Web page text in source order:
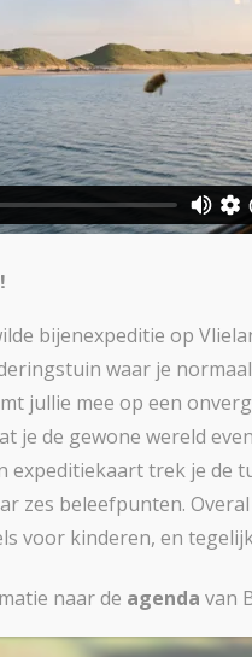
bijenexpeditie op
waar je
jullie mee op een
je de gewone wereld
expeditiekaart trek je de
zes beleefpunten.
voor kinderen, en
naar de agenda van